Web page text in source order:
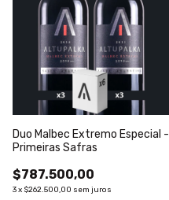
Duo Malbec Extremo Especial -
Primeiras Safras
$787.500,00
3x $262.500,00 sem juros